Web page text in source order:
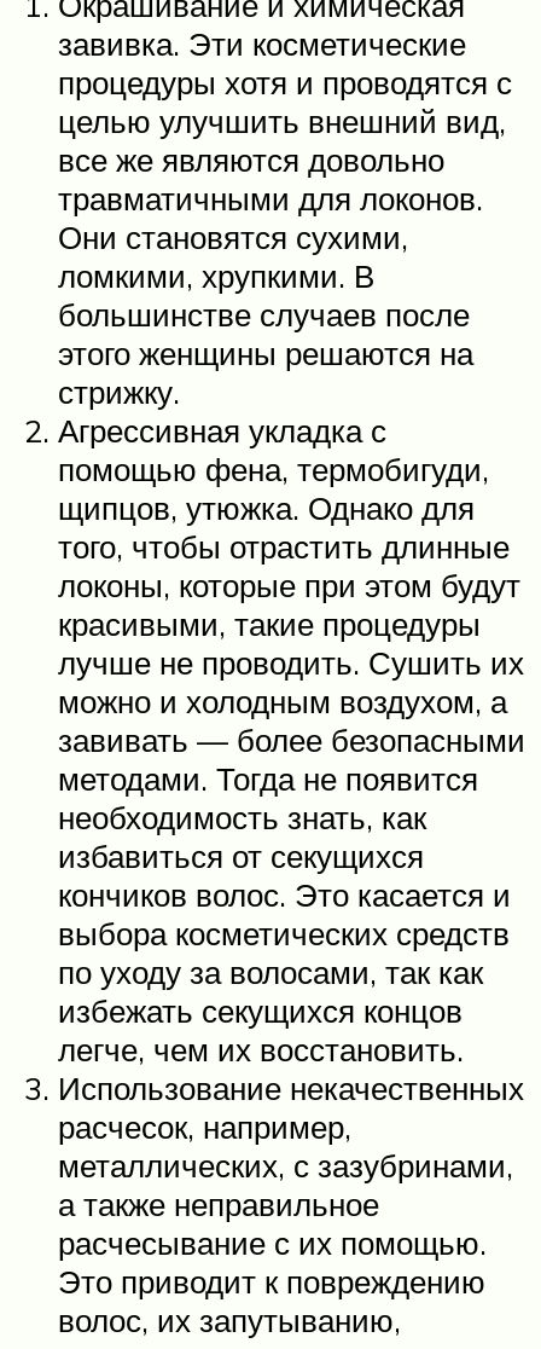
завивка. Эти косметические
процедуры хотя и проводятся с
целью улучшить внешний вид,
все же являются довольно
травматичными для локонов.
Они становятся сухими,
ломкими, хрупкими. В
большинстве случаев после
этого женщины решаются на
стрижку.
Агрессивная укладка с
помощью фена, термобигуди,
щипцов, утюжка. Однако для
того, чтобы отрастить длинные
локоны, которые при этом будут
красивыми, такие процедуры
лучше не проводить. Сушить их
можно и холодным воздухом, а
завивать — более безопасными
методами. Тогда не появится
необходимость знать, как
избавиться от секущихся
кончиков волос. Это касается и
выбора косметических средств
по уходу за волосами, так как
избежать секущихся концов
легче, чем их восстановить.
Использование некачественных
расчесок, например,
металлических, с зазубринами,
а также неправильное
расчесывание с их помощью.
Это приводит к повреждению
волос, их запутыванию,